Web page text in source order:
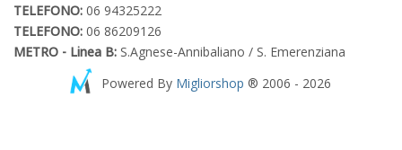
TELEFONO: 06 94325222
TELEFONO: 06 86209126
METRO - Linea B: S.Agnese-Annibaliano / S. Emerenziana
Powered By Migliorshop ® 2006 - 2026